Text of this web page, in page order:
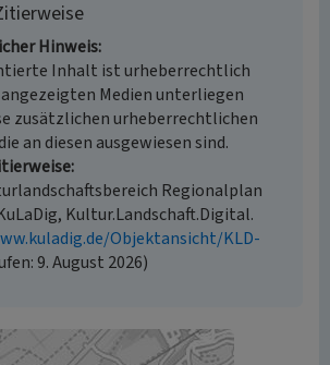
Hinweis
Inhalt ist urheberrechtlich
Medien unterliegen
zusätzlichen urheberrechtlichen
an diesen ausgewiesen sind.
Regionalplan
Kultur.Landschaft.Digital.
Objektansicht/KLD-
9. August 2026)